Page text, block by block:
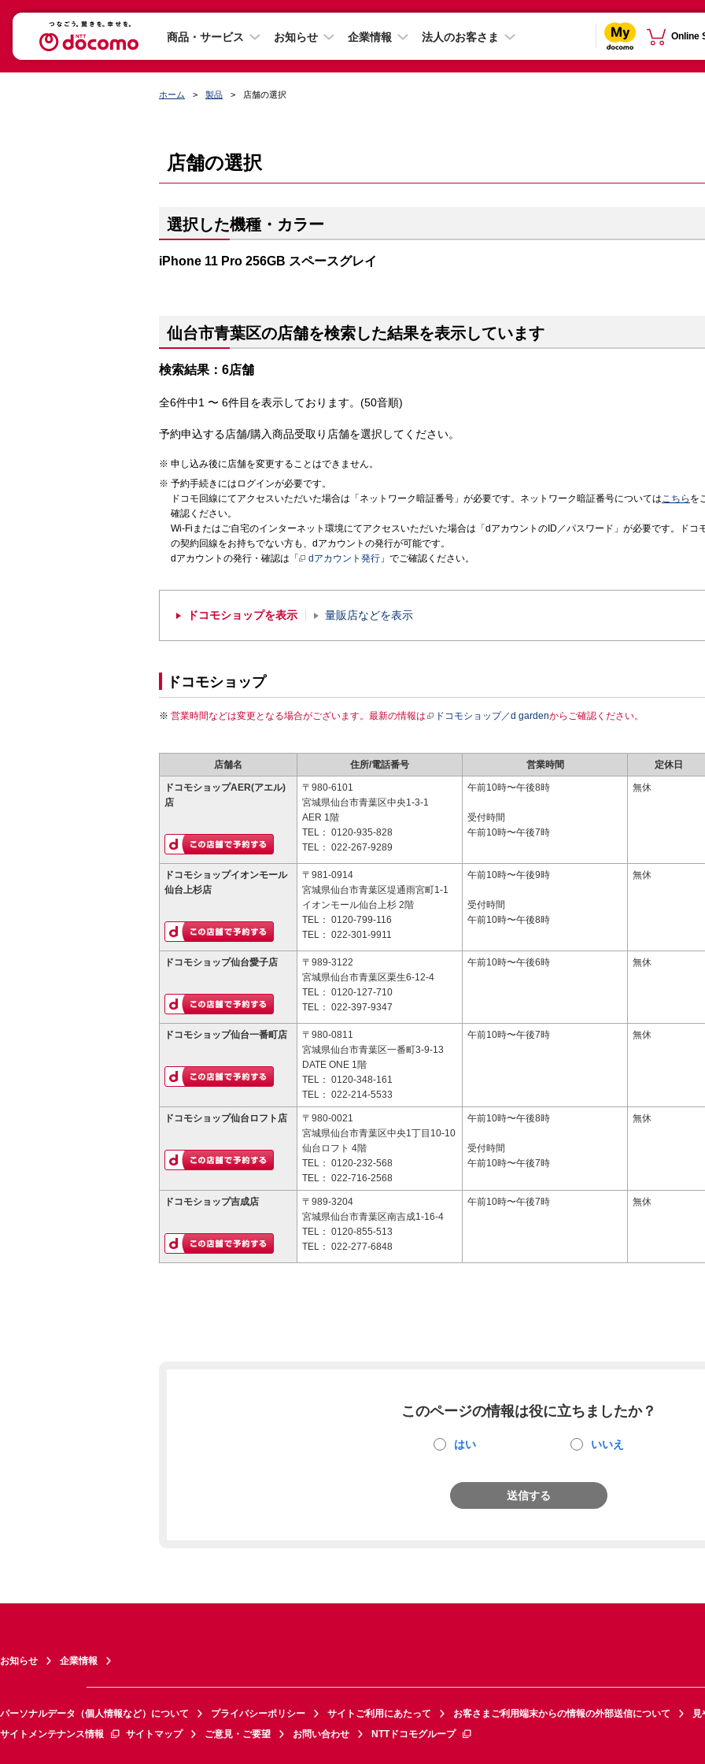
商品・サービス お知らせ 企業情報 法人のお客さま Online
ホーム 製品 店舗の選択
店舗の選択
選択した機種・カラー
iPhone 11 Pro 256GB スペースグレイ
仙台市青葉区の店舗を検索した結果を表示しています
検索結果：6店舗
全6件中1 〜 6件目を表示しております。(50音順)
予約申込する店舗/購入商品受取り店舗を選択してください。
申し込み後に店舗を変更することはできません。
予約手続きにはログインが必要です。
ドコモ回線にてアクセスいただいた場合は「ネットワーク暗証番号」が必要です。ネットワーク暗証番号についてはこちら を
確認ください。
Wi-Fiまたはご自宅のインターネット環境にてアクセスいただいた場合は「dアカウントのID／パスワード」が必要です。ドコ
の契約回線をお持ちでない方も、dアカウントの発行が可能です。
dアカウントの発行・確認は「
dアカウント発行 」でご確認ください。
ドコモショップを表示 量販店などを表示
ドコモショップ
営業時間などは変更となる場合がございます。最新の情報は ドコモショップ／d gardenからご確認ください。
店舗名 住所/電話番号 営業時間 定休日
ドコモショップAER(アエル)
店
〒980-6101
宮城県仙台市青葉区中央1-3-1
AER 1階
TEL： 0120-935-828
TEL： 022-267-9289
午前10時〜午後8時
受付時間
午前10時〜午後7時
無休
ドコモショップイオンモール
仙台上杉店
〒981-0914
宮城県仙台市青葉区堤通雨宮町1-1
イオンモール仙台上杉 2階
TEL： 0120-799-116
TEL： 022-301-9911
午前10時〜午後9時
受付時間
午前10時〜午後8時
無休
ドコモショップ仙台愛子店
〒989-3122
宮城県仙台市青葉区栗生6-12-4
TEL： 0120-127-710
TEL： 022-397-9347
午前10時〜午後6時 無休
ドコモショップ仙台一番町店
〒980-0811
宮城県仙台市青葉区一番町3-9-13
DATE ONE 1階
TEL： 0120-348-161
TEL： 022-214-5533
午前10時〜午後7時 無休
ドコモショップ仙台ロフト店
〒980-0021
宮城県仙台市青葉区中央1丁目10-10
仙台ロフト 4階
TEL： 0120-232-568
TEL： 022-716-2568
午前10時〜午後8時
受付時間
午前10時〜午後7時
無休
ドコモショップ吉成店
〒989-3204
宮城県仙台市青葉区南吉成1-16-4
TEL： 0120-855-513
TEL： 022-277-6848
午前10時〜午後7時 無休
このページの情報は役に立ちましたか？
はい いいえ
送信する
お知らせ 企業情報
パーソナルデータ（個人情報など）について プライバシーポリシー サイトご利用にあたって お客さまご利用端末からの情報の外部送信について
見
サイトメンテナンス情報
サイトマップ ご意見・ご要望 お問い合わせ NTTドコモグループ